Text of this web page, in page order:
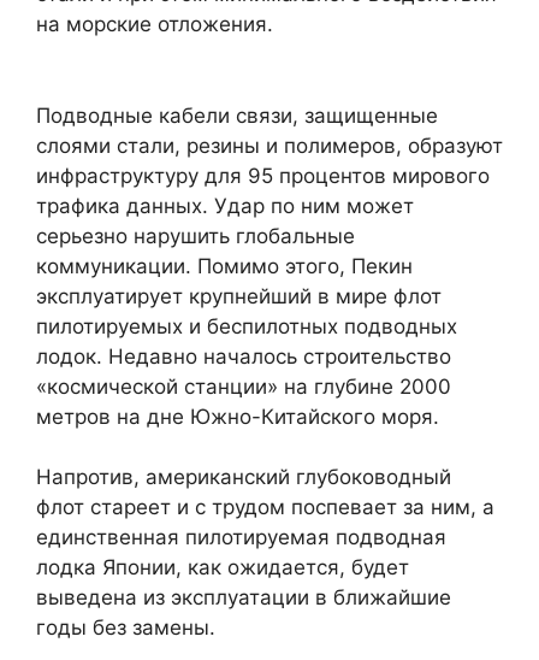
на морские отложения.
Подводные кабели связи, защищенные
слоями стали, резины и полимеров, образуют
инфраструктуру для 95 процентов мирового
трафика данных. Удар по ним может
серьезно нарушить глобальные
коммуникации. Помимо этого, Пекин
эксплуатирует крупнейший в мире флот
пилотируемых и беспилотных подводных
лодок. Недавно началось строительство
«космической станции» на глубине 2000
метров на дне Южно-Китайского моря.
Напротив, американский глубоководный
флот стареет и с трудом поспевает за ним, а
единственная пилотируемая подводная
лодка Японии, как ожидается, будет
выведена из эксплуатации в ближайшие
годы без замены.